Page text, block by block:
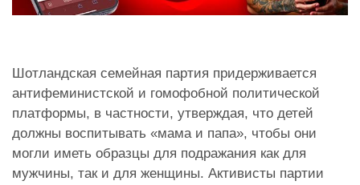
Шотландская семейная партия придерживается
антифеминистской и гомофобной политической
платформы, в частности, утверждая, что детей
должны воспитывать «мама и папа», чтобы они
могли иметь образцы для подражания как для
мужчины, так и для женщины. Активисты партии